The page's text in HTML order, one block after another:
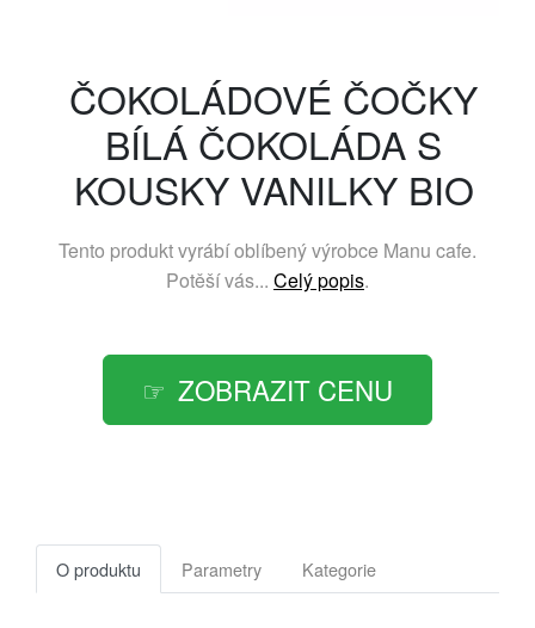
ČOKOLÁDOVÉ ČOČKY
BÍLÁ ČOKOLÁDA S
KOUSKY VANILKY BIO
Tento produkt vyrábí oblíbený výrobce Manu cafe.
Potěší vás... Celý popis.
ZOBRAZIT CENU
O produktu Parametry Kategorie